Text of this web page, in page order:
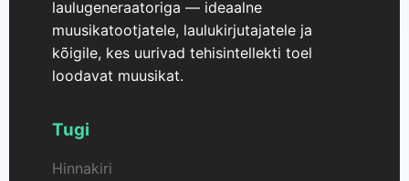
laulugeneraatoriga — ideaalne
muusikatootjatele, laulukirjutajatele ja
kõigile, kes uurivad tehisintellekti toel
loodavat muusikat.
Tugi
Hinnakiri